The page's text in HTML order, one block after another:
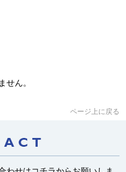
せん。
ページ上に戻る